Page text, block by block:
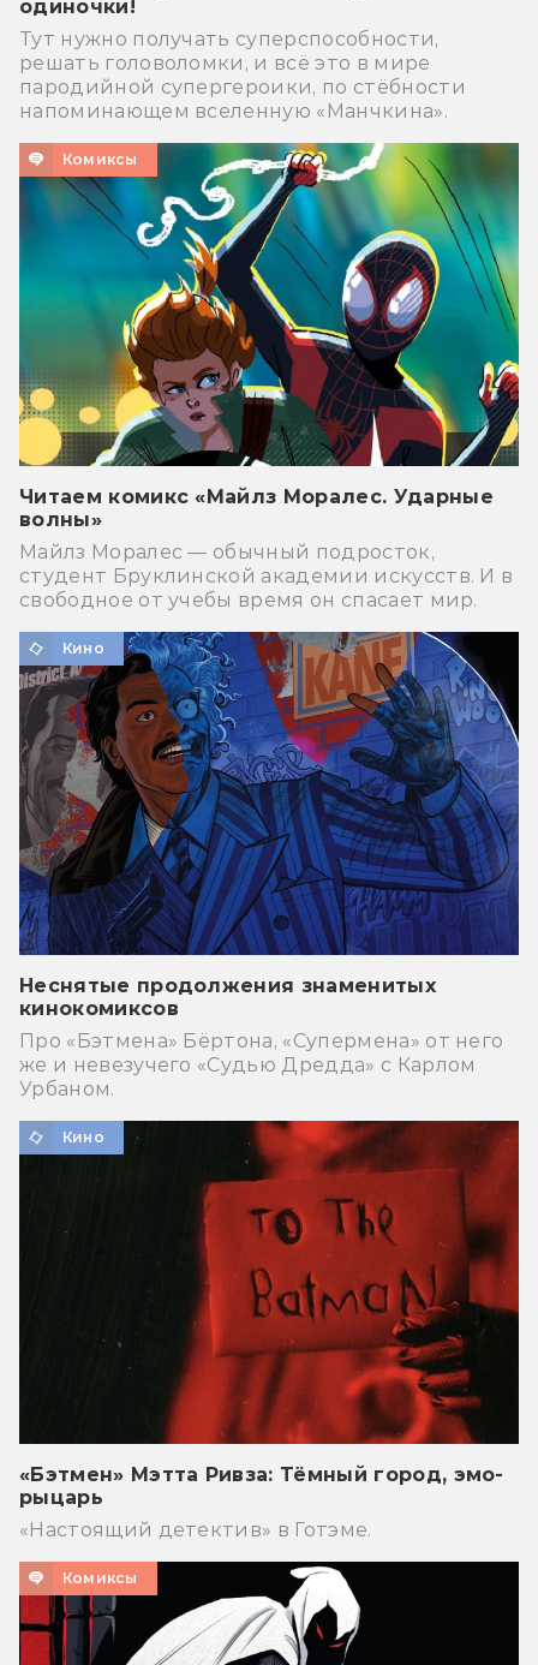
одиночки!
Тут нужно получать суперспособности,
решать головоломки, и всё это в мире
пародийной супергероики, по стёбности
напоминающем вселенную «Манчкина».
Комиксы
Читаем комикс «Майлз Моралес. Ударные
волны»
Майлз Моралес — обычный подросток,
студент Бруклинской академии искусств. И в
свободное от учебы время он спасает мир.
Кино
Неснятые продолжения знаменитых
кинокомиксов
Про «Бэтмена» Бёртона, «Супермена» от него
же и невезучего «Судью Дредда» с Карлом
Урбаном.
Кино
«Бэтмен» Мэтта Ривза: Тёмный город, эмо-
рыцарь
«Настоящий детектив» в Готэме.
Комиксы